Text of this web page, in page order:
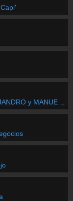
TURIZO - TBT